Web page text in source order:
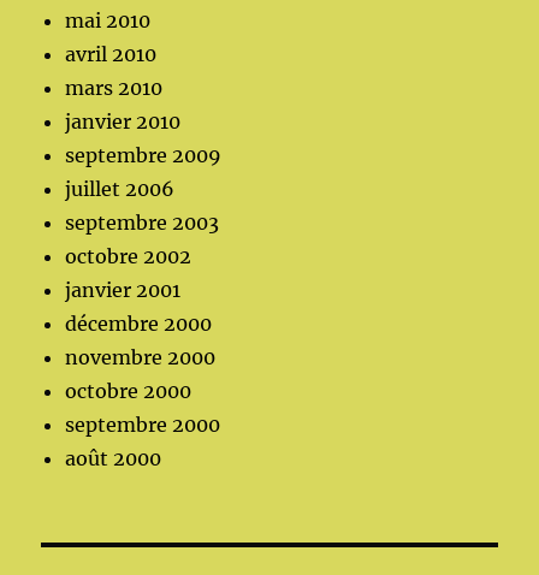
mai 2010
avril 2010
mars 2010
janvier 2010
septembre 2009
juillet 2006
septembre 2003
octobre 2002
janvier 2001
décembre 2000
novembre 2000
octobre 2000
septembre 2000
août 2000